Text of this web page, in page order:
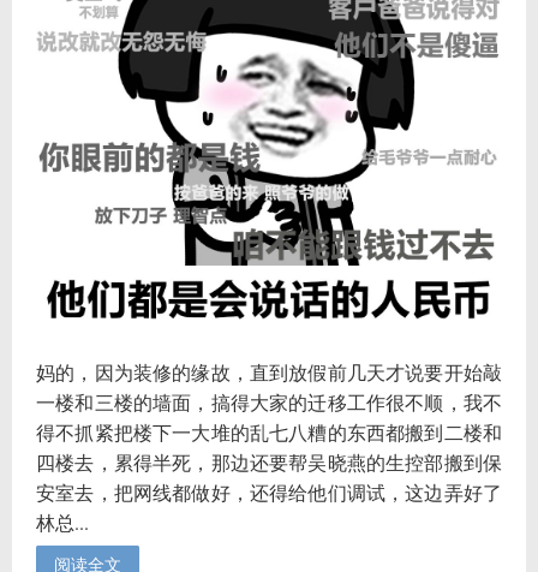
妈的，因为装修的缘故，直到放假前几天才说要开始敲
一楼和三楼的墙面，搞得大家的迁移工作很不顺，我不
得不抓紧把楼下一大堆的乱七八糟的东西都搬到二楼和
四楼去，累得半死，那边还要帮吴晓燕的生控部搬到保
安室去，把网线都做好，还得给他们调试，这边弄好了
林总...
阅读全文